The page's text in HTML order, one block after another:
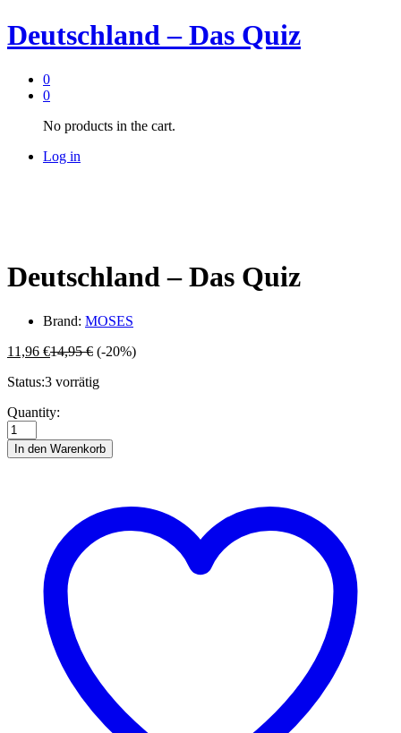
Deutschland – Das Quiz
0
0
No products in the cart.
Log in
Deutschland – Das Quiz
Brand: MOSES
11,96 €14,95€ (-20%)
Status:3 vorrätig
Deutschland
Das
Quiz
Quantity:
In den Warenkorb